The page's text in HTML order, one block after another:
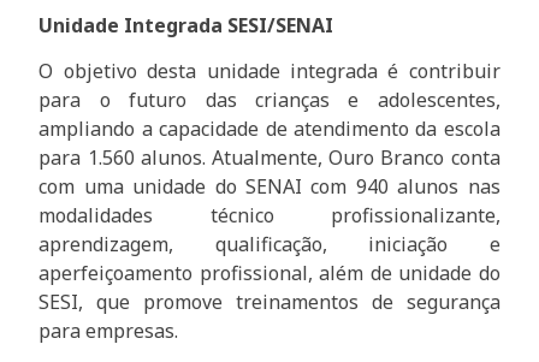
Unidade Integrada SESI/SENAI
O objetivo desta unidade integrada é contribuir
para o futuro das crianças e adolescentes,
ampliando a capacidade de atendimento da escola
para 1.560 alunos. Atualmente, Ouro Branco conta
com uma unidade do SENAI com 940 alunos nas
modalidades técnico profissionalizante,
aprendizagem, qualificação, iniciação e
aperfeiçoamento profissional, além de unidade do
SESI, que promove treinamentos de segurança
para empresas.